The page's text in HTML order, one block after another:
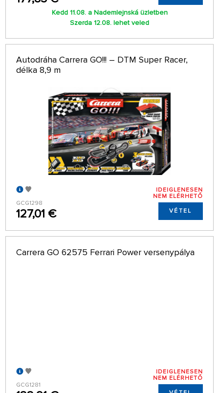
Kedd 11.08. a Nademlejnská üzletben
Szerda 12.08. lehet veled
Autodráha Carrera GO!!! – DTM Super Racer,
délka 8,9 m
GCG1298
127,01 €
IDEIGLENESEN
NEM ELÉRHETŐ
VÉTEL
Carrera GO 62575 Ferrari Power versenypálya
GCG1281
IDEIGLENESEN
NEM ELÉRHETŐ